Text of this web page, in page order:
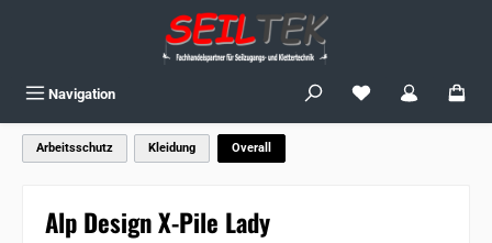
Navigation Du hast 0
Arbeitsschutz Kleidung Overall
Alp Design X-Pile Lady